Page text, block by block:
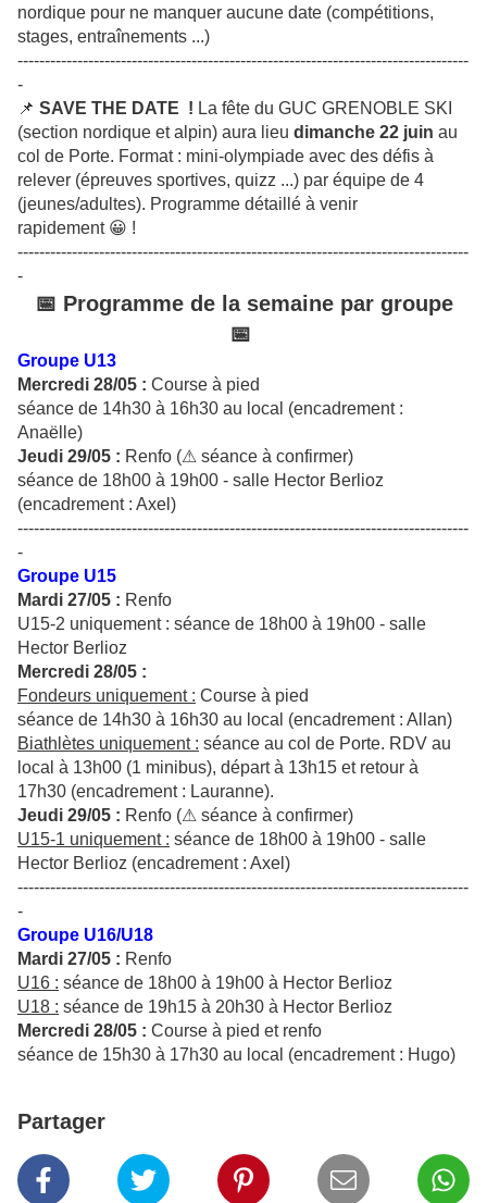
nordique pour ne manquer aucune date (compétitions,
stages, entraînements ...)
-----------------------------------------------------------------------------------
-
📌 SAVE THE DATE ! La fête du GUC GRENOBLE SKI
(section nordique et alpin) aura lieu dimanche 22 juin au
col de Porte. Format : mini-olympiade avec des défis à
relever (épreuves sportives, quizz ...) par équipe de 4
(jeunes/adultes). Programme détaillé à venir
rapidement 😀 !
-----------------------------------------------------------------------------------
-
📅 Programme de la semaine par groupe
📅
Groupe U13
Mercredi 28/05 : Course à pied
séance de 14h30 à 16h30 au local (encadrement :
Anaëlle)
Jeudi 29/05 : Renfo (⚠ séance à confirmer)
séance de 18h00 à 19h00 - salle Hector Berlioz
(encadrement : Axel)
-----------------------------------------------------------------------------------
-
Groupe U15
Mardi 27/05 : Renfo
U15-2 uniquement : séance de 18h00 à 19h00 - salle
Hector Berlioz
Mercredi 28/05 :
Fondeurs uniquement : Course à pied
séance de 14h30 à 16h30 au local (encadrement : Allan)
Biathlètes uniquement : séance au col de Porte. RDV au
local à 13h00 (1 minibus), départ à 13h15 et retour à
17h30 (encadrement : Lauranne).
Jeudi 29/05 : Renfo (⚠ séance à confirmer)
U15-1 uniquement : séance de 18h00 à 19h00 - salle
Hector Berlioz (encadrement : Axel)
-----------------------------------------------------------------------------------
-
Groupe U16/U18
Mardi 27/05 : Renfo
U16 : séance de 18h00 à 19h00 à Hector Berlioz
U18 : séance de 19h15 à 20h30 à Hector Berlioz
Mercredi 28/05 : Course à pied et renfo
séance de 15h30 à 17h30 au local (encadrement : Hugo)
Partager